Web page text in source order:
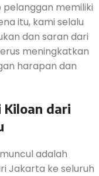
memiliki
itu, kami selalu
dan saran dari
meningkatkan
harapan dan
Kiloan dari
adalah
Jakarta ke seluruh